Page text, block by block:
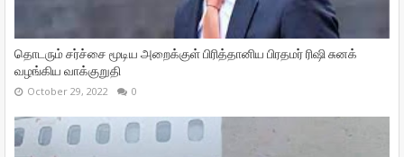
தொடரும் சர்ச்சை மூடிய அறைக்குள் பிரித்தானிய பிரதமர் ரிஷி சுனக்
வழங்கிய வாக்குறுதி
October 29, 2022 0